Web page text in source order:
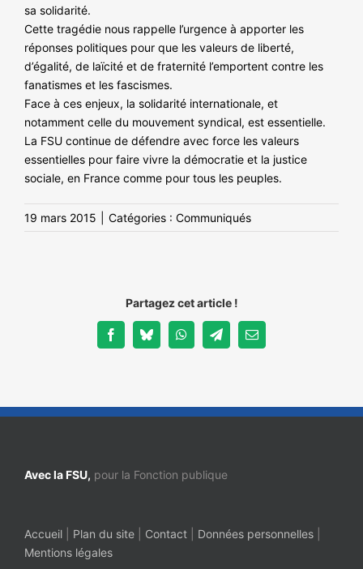
sa solidarité.
Cette tragédie nous rappelle l’urgence à apporter les
réponses politiques pour que les valeurs de liberté,
d’égalité, de laïcité et de fraternité l’emportent contre les
fanatismes et les fascismes.
Face à ces enjeux, la solidarité internationale, et
notamment celle du mouvement syndical, est essentielle.
La FSU continue de défendre avec force les valeurs
essentielles pour faire vivre la démocratie et la justice
sociale, en France comme pour tous les peuples.
19 mars 2015 Catégories : Communiqués
Partagez cet article !
FacebookBlueskyWhatsAppTelegramEmail
Avec la FSU, pour la Fonction publique
Accueil Plan du site Contact Données personnelles
Mentions légales